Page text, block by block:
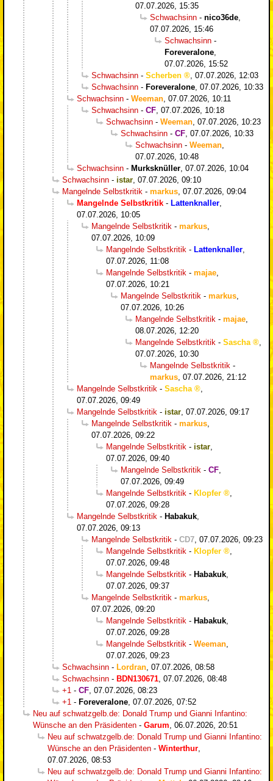
07.07.2026, 15:35
Schwachsinn - nico36de,
07.07.2026, 15:46
Schwachsinn -
Foreveralone,
07.07.2026, 15:52
Schwachsinn - Scherben , 07.07.2026, 12:03
Schwachsinn - Foreveralone, 07.07.2026, 10:33
Schwachsinn - Weeman, 07.07.2026, 10:11
Schwachsinn - CF, 07.07.2026, 10:18
Schwachsinn - Weeman, 07.07.2026, 10:23
Schwachsinn - CF, 07.07.2026, 10:33
Schwachsinn - Weeman,
07.07.2026, 10:48
Schwachsinn - Murksknüller, 07.07.2026, 10:04
Schwachsinn - istar, 07.07.2026, 09:10
Mangelnde Selbstkritik - markus, 07.07.2026, 09:04
Mangelnde Selbstkritik - Lattenknaller,
07.07.2026, 10:05
Mangelnde Selbstkritik - markus,
07.07.2026, 10:09
Mangelnde Selbstkritik - Lattenknaller,
07.07.2026, 11:08
Mangelnde Selbstkritik - majae,
07.07.2026, 10:21
Mangelnde Selbstkritik - markus,
07.07.2026, 10:26
Mangelnde Selbstkritik - majae,
08.07.2026, 12:20
Mangelnde Selbstkritik - Sascha
,
07.07.2026, 10:30
Mangelnde Selbstkritik -
markus, 07.07.2026, 21:12
Mangelnde Selbstkritik - Sascha
,
07.07.2026, 09:49
Mangelnde Selbstkritik - istar, 07.07.2026, 09:17
Mangelnde Selbstkritik - markus,
07.07.2026, 09:22
Mangelnde Selbstkritik - istar,
07.07.2026, 09:40
Mangelnde Selbstkritik - CF,
07.07.2026, 09:49
Mangelnde Selbstkritik - Klopfer
,
07.07.2026, 09:28
Mangelnde Selbstkritik - Habakuk,
07.07.2026, 09:13
Mangelnde Selbstkritik - CD7, 07.07.2026, 09:23
Mangelnde Selbstkritik - Klopfer
,
07.07.2026, 09:48
Mangelnde Selbstkritik - Habakuk,
07.07.2026, 09:37
Mangelnde Selbstkritik - markus,
07.07.2026, 09:20
Mangelnde Selbstkritik - Habakuk,
07.07.2026, 09:28
Mangelnde Selbstkritik - Weeman,
07.07.2026, 09:23
Schwachsinn - Lordran, 07.07.2026, 08:58
Schwachsinn - BDN130671, 07.07.2026, 08:48
+1 - CF, 07.07.2026, 08:23
+1 - Foreveralone, 07.07.2026, 07:52
Neu auf schwatzgelb.de: Donald Trump und Gianni Infantino:
Wünsche an den Präsidenten - Garum, 06.07.2026, 20:51
Neu auf schwatzgelb.de: Donald Trump und Gianni Infantino:
Wünsche an den Präsidenten - Winterthur,
07.07.2026, 08:53
Neu auf schwatzgelb.de: Donald Trump und Gianni Infantino: